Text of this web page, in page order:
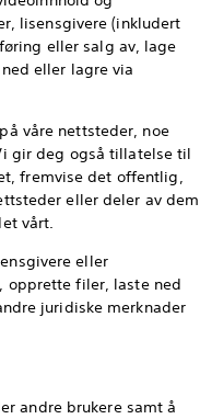
lisensgivere (inkludert
eller salg av, lage
eller lagre via
våre nettsteder, noe
gir deg også tillatelse til
fremvise det offentlig,
eller deler av dem
vårt.
eller
opprette filer, laste ned
juridiske merknader
andre brukere samt å